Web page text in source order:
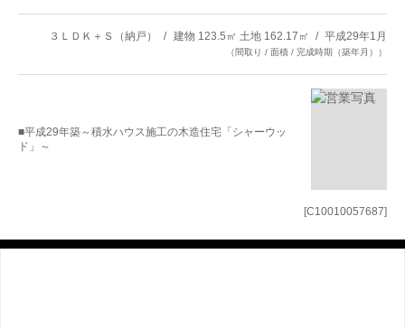
[C10010057687]
３ＬＤＫ＋Ｓ（納戸） 建物 123.5㎡ 土地 162.17㎡ 平成29年1月
（間取り / 面積 / 完成時期（築年月））
■平成29年築～積水ハウス施工の木造住宅「シャーウッ
ド」～